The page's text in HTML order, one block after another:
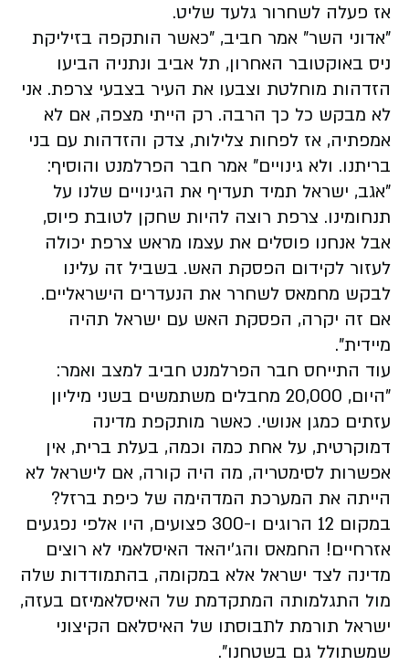
אז פעלה לשחרור גלעד שליט.
"אדוני השר" אמר חביב, "כאשר הותקפה בזיליקת
ניס באוקטובר האחרון, תל אביב ונתניה הביעו
הזדהות מוחלטת וצבעו את העיר בצבעי צרפת. אני
לא מבקש כל כך הרבה. רק הייתי מצפה, אם לא
אמפתיה, אז לפחות צלילות, צדק והזדהות עם בני
בריתנו. ולא גינויים" אמר חבר הפרלמנט והוסיף:
"אגב, ישראל תמיד תעדיף את הגינויים שלנו על
תנחומינו. צרפת רוצה להיות שחקן לטובת פיוס,
אבל אנחנו פוסלים את עצמו מראש צרפת יכולה
לעזור לקידום הפסקת האש. בשביל זה עלינו
לבקש מחמאס לשחרר את הנעדרים הישראליים.
אם זה יקרה, הפסקת האש עם ישראל תהיה
מיידית".
עוד התייחס חבר הפרלמנט חביב למצב ואמר:
"היום, 20,000 מחבלים משתמשים בשני מיליון
עזתים כמגן אנושי. כאשר מותקפת מדינה
דמוקרטית, על אחת כמה וכמה, בעלת ברית, אין
אפשרות לסימטריה, מה היה קורה, אם לישראל לא
הייתה את המערכת המדהימה של כיפת ברזל?
במקום 12 הרוגים ו-300 פצועים, היו אלפי נפגעים
אזרחיים! החמאס והג'יהאד האיסלאמי לא רוצים
מדינה לצד ישראל אלא במקומה, בהתמודדות שלה
מול התגלמותה המתקדמת של האיסלאמיזם בעזה,
ישראל תורמת לתבוסתו של האיסלאם הקיצוני
שמשתולל גם בשטחנו".